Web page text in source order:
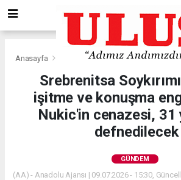
Anasayfa Gündem
Srebrenitsa
işitme ve konuşma
Nukic'in cenazesi, 31
defnedilecek
GÜNDEM
(AA) - Anadolu Ajansı | 09.07.2026 - 15:30,